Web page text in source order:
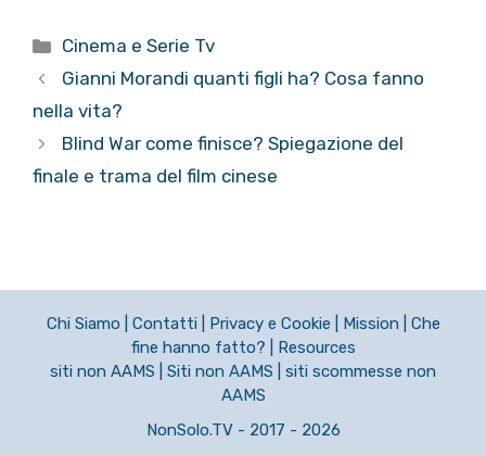
Categorie
Cinema e Serie Tv
Gianni Morandi quanti figli ha? Cosa fanno
nella vita?
Blind War come finisce? Spiegazione del
finale e trama del film cinese
Chi Siamo Contatti Privacy e Cookie Mission
Che
fine hanno fatto?
Resources
siti non AAMS
Siti non AAMS
siti scommesse non
AAMS
NonSolo.TV - 2017 - 2026